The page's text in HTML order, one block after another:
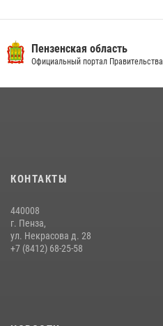
Пензенская область
Официальный портал Правительства
КОНТАКТЫ
440008
г. Пенза,
ул. Некрасова д. 28
+7 (8412) 68-25-58